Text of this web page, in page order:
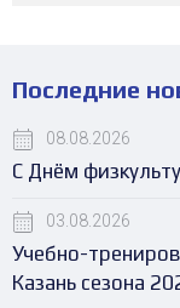
Последние
08.08.2026
С Днём
03.08.2026
Учебно-
Казань сезона